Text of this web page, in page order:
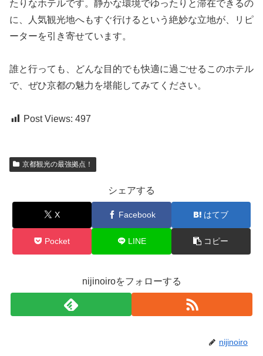
たりなホテルです。静かな環境でゆったりと滞在できるの
に、人気観光地へもすぐ行けるという絶妙な立地が、リピ
ーターを引き寄せています。
誰と行っても、どんな目的でも快適に過ごせるこのホテル
で、ぜひ京都の魅力を堪能してみてください。
Post Views: 497
京都観光の最強拠点！
シェアする
X Facebook はてブ
Pocket LINE コピー
nijinoiroをフォローする
nijinoiro